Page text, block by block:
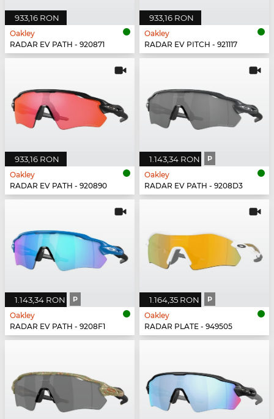
933,16 RON
Oakley
RADAR EV PATH - 920871
933,16 RON
Oakley
RADAR EV PITCH - 921117
933,16 RON
Oakley
RADAR EV PATH - 920890
1.143,34 RON P
Oakley
RADAR EV PATH - 9208D3
1.143,34 RON P
Oakley
RADAR EV PATH - 9208F1
1.164,35 RON P
Oakley
RADAR PLATE - 949505